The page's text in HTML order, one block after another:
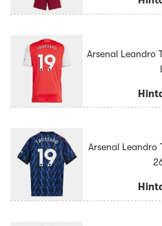
Arsenal Leandro
Arsenal Leandro